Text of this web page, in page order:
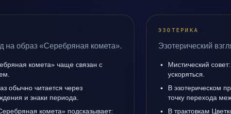
на образ «Серебряная комета».
комета» чаще связан с
обычно читается через
и знаки периода.
комета» подсказывает:
ЭЗОТЕРИКА
Эзотерический
Мистический
ускоряться.
В эзотерическом
точку перехода
В трактовкам